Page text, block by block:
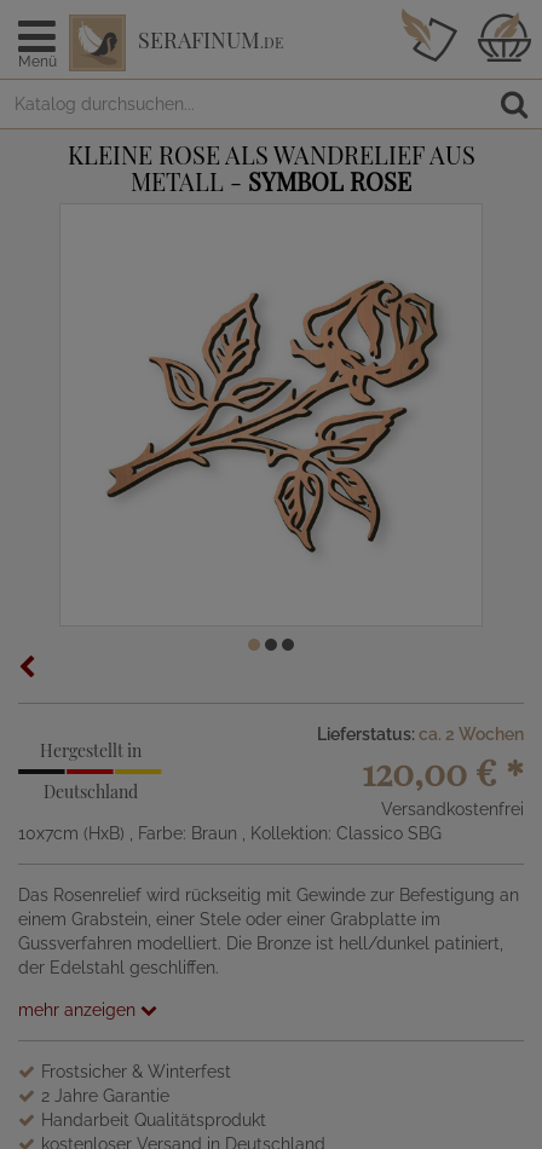
Menü
SERAFINUM.DE
KLEINE ROSE ALS WANDRELIEF AUS
METALL - SYMBOL ROSE
Hergestellt in
Deutschland
Lieferstatus: ca. 2 Wochen
120,00 € *
Versandkostenfrei
10x7cm (HxB)
, Farbe: Braun , Kollektion: Classico SBG
Das Rosenrelief wird rückseitig mit Gewinde zur Befestigung an
einem Grabstein, einer Stele oder einer Grabplatte im
Gussverfahren modelliert. Die Bronze ist hell/dunkel patiniert,
der Edelstahl geschliffen.
mehr anzeigen
Frostsicher & Winterfest
2 Jahre Garantie
Handarbeit Qualitätsprodukt
kostenloser Versand in Deutschland